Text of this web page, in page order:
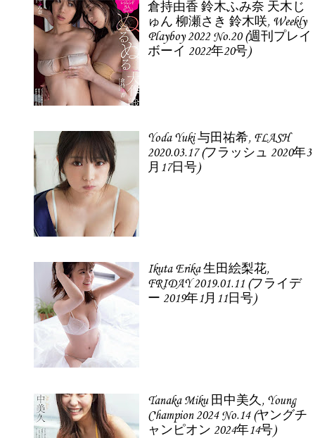
倉持由香 鈴木ふみ奈 天木じ
ゅん 柳瀬さき 鈴木咲, Weekly
Playboy 2022 No.20 (週刊プレイ
ボーイ 2022年20号)
Yoda Yuki 与田祐希, FLASH
2020.03.17 (フラッシュ 2020年3
月17日号)
Ikuta Erika 生田絵梨花,
FRIDAY 2019.01.11 (フライデ
ー 2019年1月11日号)
Tanaka Miku 田中美久, Young
Champion 2024 No.14 (ヤングチ
ャンピオン 2024年14号)